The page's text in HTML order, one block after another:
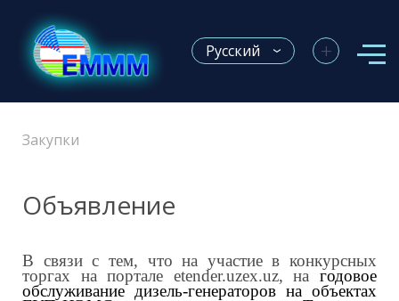
Русский +
Закупки
Объявление
В связи с тем, что на участие в конкурсных
торгах на портале etender.uzex.uz, на годовое
обслуживание дизель-генераторов на объектах